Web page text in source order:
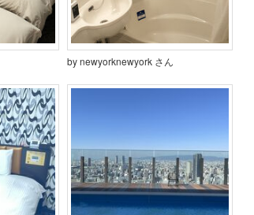
by newyorknewyork さん